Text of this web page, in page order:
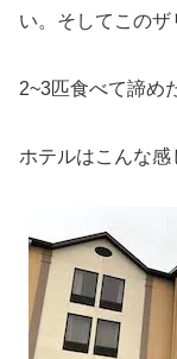
い。そしてこのザ
2~3匹食べて諦め
ホテルはこんな感